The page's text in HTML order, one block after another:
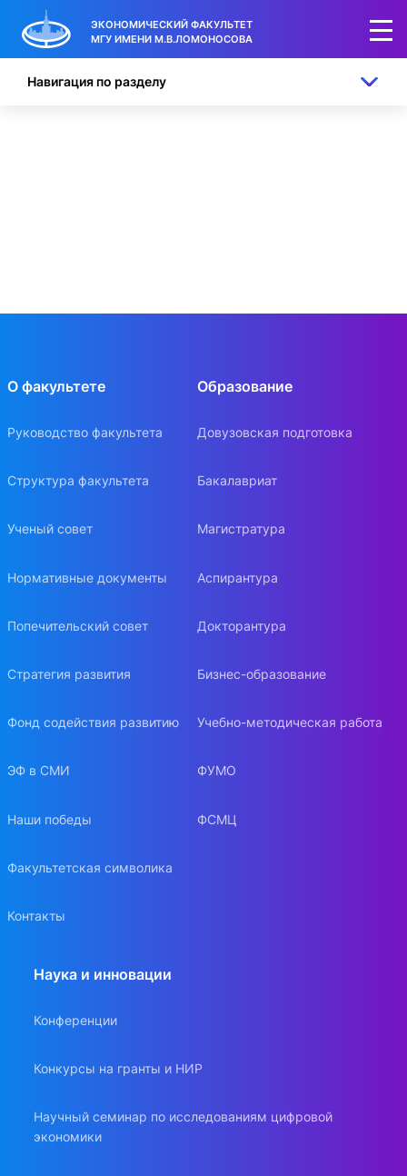
ЭКОНОМИЧЕСКИЙ ФАКУЛЬТЕТ
МГУ ИМЕНИ М.В.ЛОМОНОСОВА
Навигация по разделу
О факультете
Руководство факультета
Структура факультета
Ученый совет
Нормативные документы
Попечительский совет
Стратегия развития
Фонд содействия развитию
ЭФ в СМИ
Наши победы
Факультетская символика
Контакты
Образование
Довузовская подготовка
Бакалавриат
Магистратура
Аспирантура
Докторантура
Бизнес-образование
Учебно-методическая работа
ФУМО
ФСМЦ
Наука и инновации
Конференции
Конкурсы на гранты и НИР
Научный семинар по исследованиям цифровой
экономики